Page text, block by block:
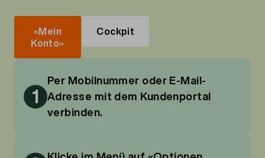
«Mein
Konto»
Cockpit
1
Per Mobilnummer oder E-Mail-
Adresse mit dem Kundenportal
verbinden.